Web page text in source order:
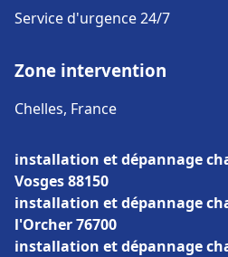
Service d'urgence 24/7
Zone intervention
Chelles, France
installation et dépannage
Vosges 88150
installation et dépannage
l'Orcher 76700
installation et dépannage